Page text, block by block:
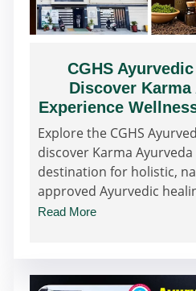
CGHS
Discover Karma
Experience
Explore the CGHS
discover Karma
destination for holistic,
approved Ayurvedic
Read More